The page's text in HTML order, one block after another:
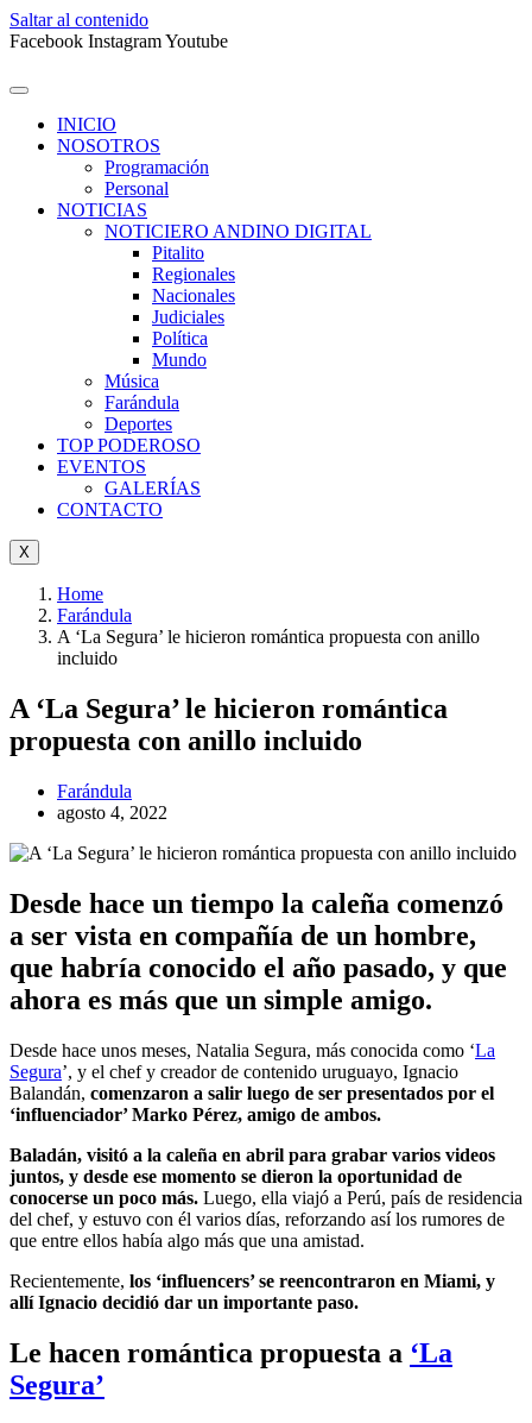
Saltar al contenido
Facebook InstagramYoutube
INICIO
NOSOTROS
Programación
Personal
NOTICIAS
NOTICIERO ANDINO DIGITAL
Pitalito
Regionales
Nacionales
Judiciales
Política
Mundo
Música
Farándula
Deportes
TOP PODEROSO
EVENTOS
GALERÍAS
CONTACTO
X
Home
Farándula
A ‘La Segura’ le hicieron romántica propuesta con anillo
incluido
A ‘La Segura’ le hicieron romántica
propuesta con anillo incluido
Farándula
agosto 4, 2022
Desde hace un tiempo la caleña comenzó
a ser vista en compañía de un hombre,
que habría conocido el año pasado, y que
ahora es más que un simple amigo.
Desde hace unos meses, Natalia Segura, más conocida como ‘La
Segura’, y el chef y creador de contenido uruguayo, Ignacio
Balandán, comenzaron a salir luego de ser presentados por el
‘influenciador’ Marko Pérez, amigo de ambos.
Baladán, visitó a la caleña en abril para grabar varios videos
juntos, y desde ese momento se dieron la oportunidad de
conocerse un poco más. Luego, ella viajó a Perú, país de residencia
del chef, y estuvo con él varios días, reforzando así los rumores de
que entre ellos había algo más que una amistad.
Recientemente, los ‘influencers’ se reencontraron en Miami, y
allí Ignacio decidió dar un importante paso.
Le hacen romántica propuesta a ‘La
Segura’